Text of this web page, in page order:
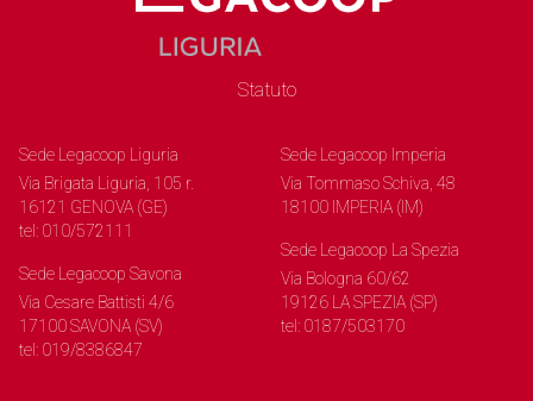
Statuto
Sede Legacoop Liguria
Via Brigata Liguria, 105 r.
16121 GENOVA (GE)
tel: 010/572111
Sede Legacoop Savona
Via Cesare Battisti 4/6
17100 SAVONA (SV)
tel: 019/8386847
Sede Legacoop Imperia
Via Tommaso Schiva, 48
18100 IMPERIA (IM)
Sede Legacoop La Spezia
Via Bologna 60/62
19126 LA SPEZIA (SP)
tel: 0187/503170